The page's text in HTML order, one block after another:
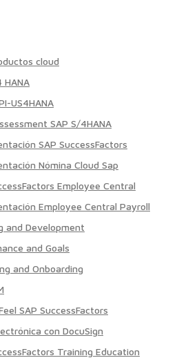
cloud
HANA
US4HANA
SAP S/4HANA
SAP SuccessFactors
Nómina Cloud Sap
Employee Central
Employee Central Payroll
and Development
and Goals
and Onboarding
SAP SuccessFactors
con DocuSign
Training Education